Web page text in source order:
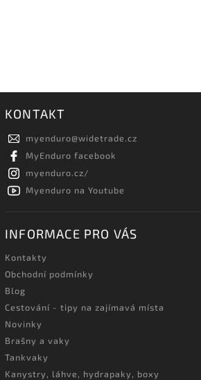
KONTAKT
myenduro@widetrade.cz
MyEnduro facebook
myenduro.cz/
Myenduro na Youtube
INFORMACE PRO VÁS
Kontakty
Obchodní podmínky
Blog
Cestování - tipy na zajímavá místa
Novinky
Brašny a vaky
Tankvaky
Kanystry, láhve, hydrapaky, boxy